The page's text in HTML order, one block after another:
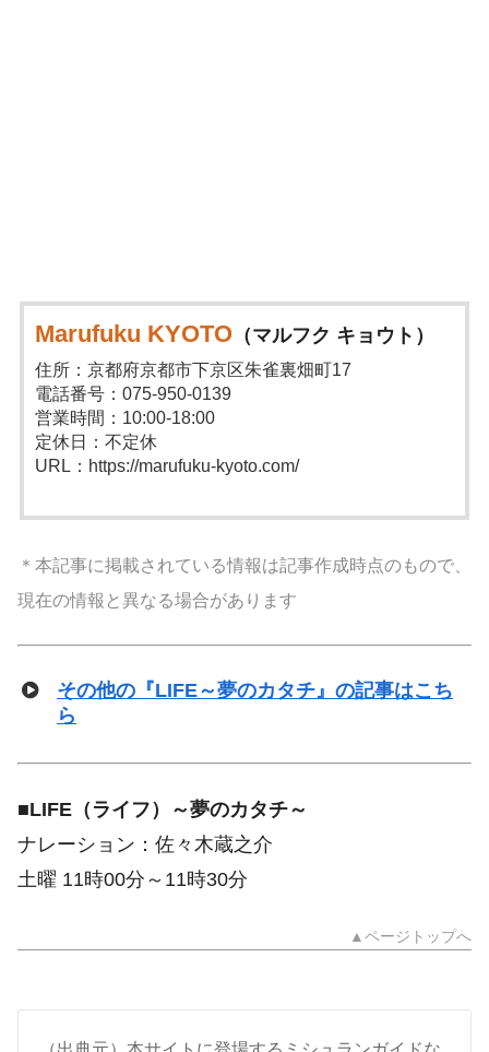
Marufuku KYOTO （マルフク キョウト）
住所：京都府京都市下京区朱雀裏畑町17
電話番号：075-950-0139
営業時間：10:00-18:00
定休日：不定休
URL：https://marufuku-kyoto.com/
＊本記事に掲載されている情報は記事作成時点のもので、
現在の情報と異なる場合があります
その他の『LIFE～夢のカタチ』の記事はこち
ら
■LIFE（ライフ）～夢のカタチ～
ナレーション：佐々木蔵之介
土曜 11時00分～11時30分
▲ページトップへ